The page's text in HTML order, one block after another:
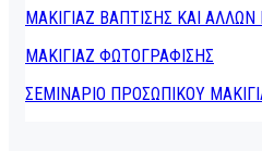
ΜΑΚΙΓΙΑΖ ΒΑΠΤΙΣΗΣ ΚΑΙ
ΜΑΚΙΓΙΑΖ ΦΩΤΟΓΡΑΦΙΣΗΣ
ΣΕΜΙΝΑΡΙΟ ΠΡΟΣΩΠΙΚΟΥ